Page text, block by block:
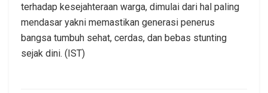
terhadap kesejahteraan warga, dimulai dari hal paling
mendasar yakni memastikan generasi penerus
bangsa tumbuh sehat, cerdas, dan bebas stunting
sejak dini. (IST)